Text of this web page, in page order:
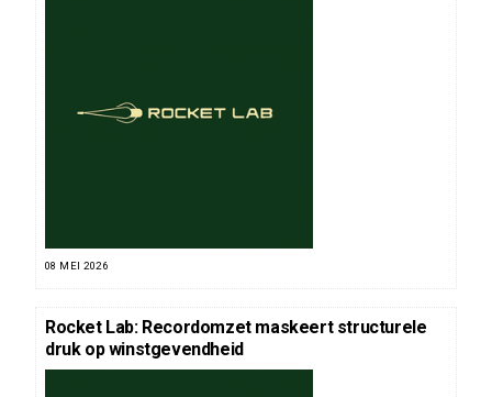
08 MEI 2026
Rocket Lab: Recordomzet maskeert structurele
druk op winstgevendheid